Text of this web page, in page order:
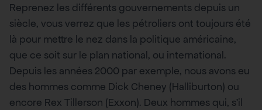
Reprenez les différents gouvernements depuis un
siècle, vous verrez que les pétroliers ont toujours été
là pour mettre le nez dans la politique américaine,
que ce soit sur le plan national, ou international.
Depuis les années 2000 par exemple, nous avons eu
des hommes comme Dick Cheney (Halliburton) ou
encore Rex Tillerson (Exxon). Deux hommes qui, s’il